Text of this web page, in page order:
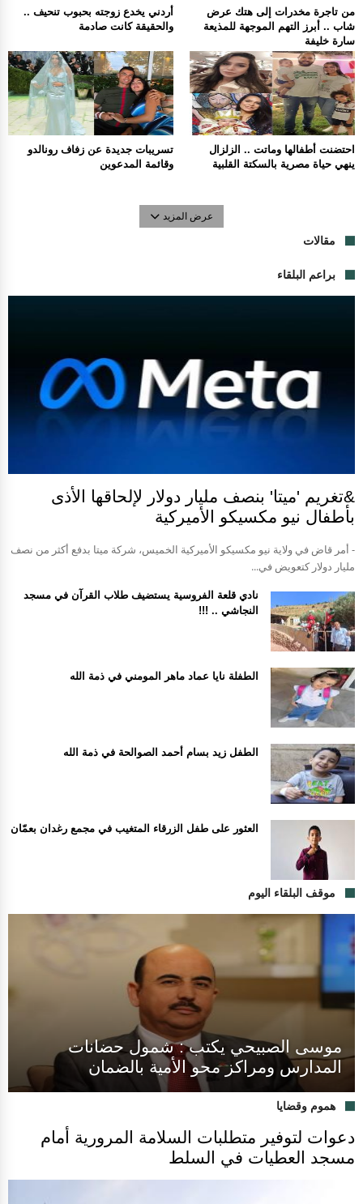
أردني يخدع زوجته بحبوب تنحيف ..
والحقيقة كانت صادمة
من تاجرة مخدرات إلى هتك عرض
شاب .. أبرز التهم الموجهة للمذيعة
سارة خليفة
تسريبات جديدة عن زفاف رونالدو
وقائمة المدعوين
احتضنت أطفالها وماتت .. الزلزال
ينهي حياة مصرية بالسكتة القلبية
عرض المزيد
مقالات
براعم البلقاء
&تغريم 'ميتا' بنصف مليار دولار لإلحاقها الأذى
بأطفال نيو مكسيكو الأميركية
- أمر قاض في ولاية نيو مكسيكو الأميركية الخميس، شركة ميتا بدفع أكثر من نصف
مليار دولار كتعويض في...
نادي قلعة الفروسية يستضيف طلاب القرآن في مسجد
النجاشي .. !!!
الطفلة نايا عماد ماهر المومني في ذمة الله
الطفل زيد بسام أحمد الصوالحة في ذمة الله
العثور على طفل الزرقاء المتغيب في مجمع رغدان بعمّان
موقف البلقاء اليوم
موسى الصبيحي يكتب : شمول حضانات
المدارس ومراكز محو الأمية بالضمان
هموم وقضايا
دعوات لتوفير متطلبات السلامة المرورية أمام
مسجد العطيات في السلط